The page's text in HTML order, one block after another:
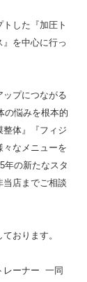
した『加圧ト
』を中心に行っ
ップにつながる
の悩みを根本的
整体』『フィジ
々なメニューを
年の新たなスタ
当店までご相談
おります。
ーナー  一同